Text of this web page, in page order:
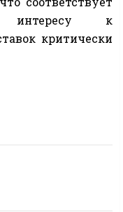
интересу к
критически